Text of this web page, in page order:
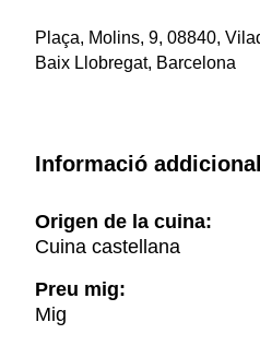
Plaça, Molins, 9, 08840,
Baix Llobregat, Barcelona
Informació addicional
Origen de la cuina:
Cuina castellana
Preu mig:
Mig